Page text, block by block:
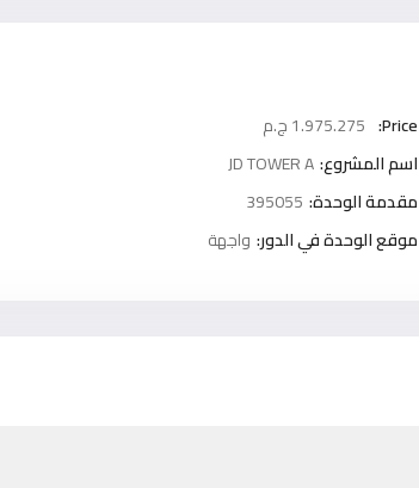
Price:
اسم المشروع:JD TOWER A
مقدمة الوحدة: 395055
موقع الوحدة في الدور: واجهة